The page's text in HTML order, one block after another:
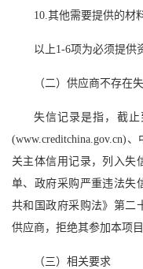
10.其他需要提供的材
以上1-6项为必须提供
（二）供应商不存在
失信记录是指，截
(www.creditchina.gov.cn)
关主体信用记录，列入失
单、政府采购严重违法失
共和国政府采购法》第二
供应商，拒绝其参加本项目
（三）相关要求